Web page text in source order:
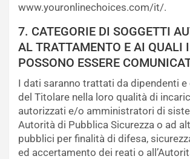
www.youronlinechoices.com/it/.
7. CATEGORIE DI SOGGETTI
AL TRATTAMENTO E AI QUALI
POSSONO ESSERE
I dati saranno trattati da dipendenti
del Titolare nella loro qualità di
autorizzati e/o amministratori di
Autorità di Pubblica Sicurezza o ad
pubblici per finalità di difesa,
ed accertamento dei reati o